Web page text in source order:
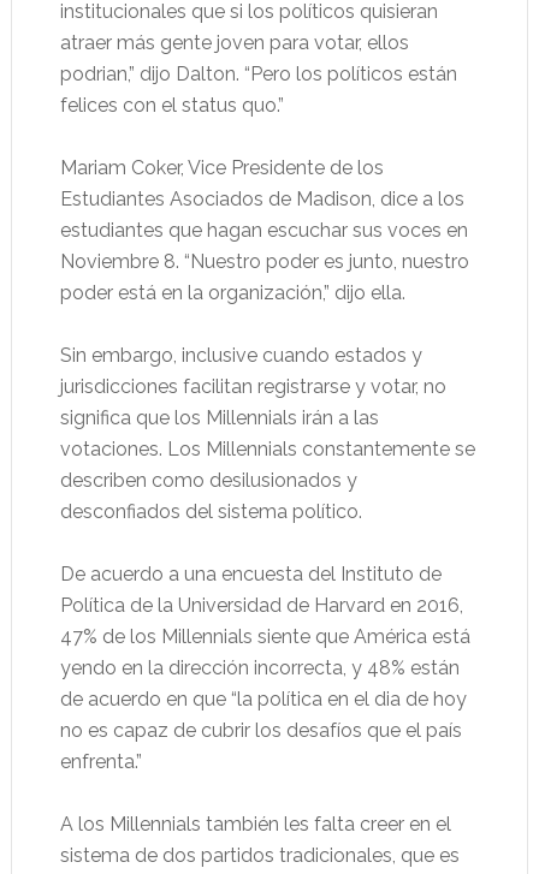
institucionales que si los políticos quisieran
atraer más gente joven para votar, ellos
podrian,” dijo Dalton. “Pero los políticos están
felices con el status quo.”
Mariam Coker, Vice Presidente de los
Estudiantes Asociados de Madison, dice a los
estudiantes que hagan escuchar sus voces en
Noviembre 8. “Nuestro poder es junto, nuestro
poder está en la organización,” dijo ella.
Sin embargo, inclusive cuando estados y
jurisdicciones facilitan registrarse y votar, no
significa que los Millennials irán a las
votaciones. Los Millennials constantemente se
describen como desilusionados y
desconfiados del sistema político.
De acuerdo a una encuesta del Instituto de
Política de la Universidad de Harvard en 2016,
47% de los Millennials siente que América está
yendo en la dirección incorrecta, y 48% están
de acuerdo en que “la política en el dia de hoy
no es capaz de cubrir los desafíos que el país
enfrenta.”
A los Millennials también les falta creer en el
sistema de dos partidos tradicionales, que es